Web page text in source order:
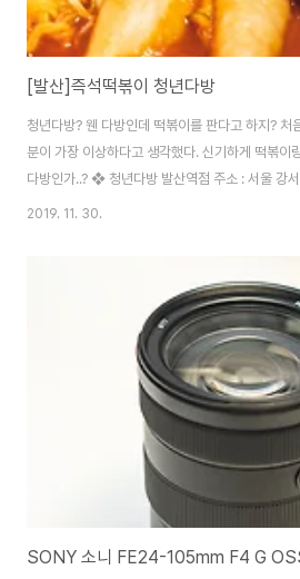
[발산]즉석떡볶이 청년다방
청년다방? 웬 다방인데 떡볶이를 판다고 하지? 처
분이 가장 이상하다고 생각했다. 신기하게 떡볶이
다방인가..? ❖ 청년다방 발산역점 주소 : 서울 강
테이트 에코 마곡 1층 122호 영업시간 : 매일 오전
큰오짱떡볶이' 中자 14500원을 주문했다. 푸짐
김과 만두, 라면까지 푸짐~ 특이하게 떡이 길게 나
줘야 하는데 떡이 내가 좋아하는 밀떡 같았다. 푸
었다. 볶음밥까지 1인분 볶아먹고 가게를 나왔다.
2019. 11. 30.
SONY 소니 FE24-105mm F4 G